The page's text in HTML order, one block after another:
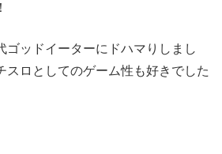
ゴッドイーターにドハマりしまし
スロとしてのゲーム性も好きでした